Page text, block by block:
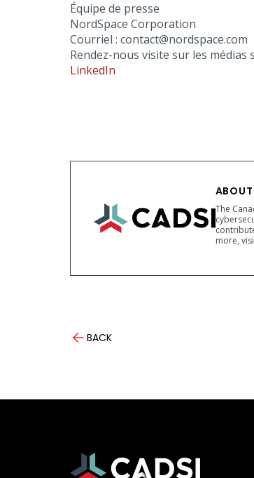
Équipe de presse
NordSpace Corporation
Courriel : contact@nordspace.com
Rendez-nous visite sur les médias
LinkedIn
The
more,
BACK